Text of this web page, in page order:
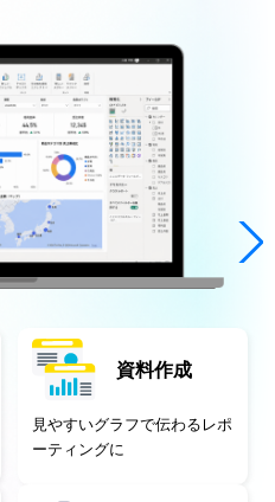
資料作成
見やすいグラフで伝わるレポ
ーティングに